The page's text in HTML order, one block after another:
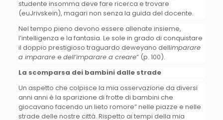
studente insomma deve fare ricerca e trovare
(euJrivskein), magari non senza la guida del docente.
Nel tempo pieno devono essere allenate insieme,
l’intelligenza e la fantasia. Le sole in grado di conquistare
il doppio prestigioso traguardo deweyano dellimparare
a imparare e dell’imparare a creare” (p. 100).
La scomparsa dei bambini dalle strade
Un aspetto che colpisce la mia osservazione da diversi
anni anni è la sparizione di frotte di bambini che
giocavano facendo un lieto romore” nelle piazze e nelle
strade delle nostre città. Rispetto ai tempi della mia